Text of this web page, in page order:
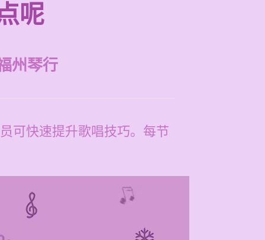
呢
州琴行
可快速提升歌唱技巧。每节